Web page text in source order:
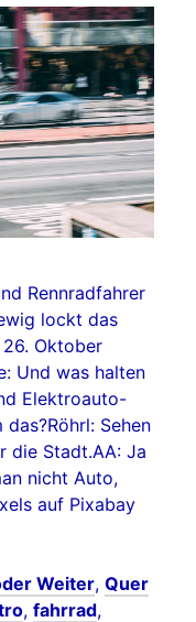
Rennradfahrer
lockt das
26. Oktober
Und was halten
Elektroauto-
das?Röhrl: Sehen
die Stadt.AA: Ja
nicht Auto,
auf Pixabay
Weiter, Quer
, fahrrad,